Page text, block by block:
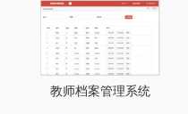
教师档案管理系统